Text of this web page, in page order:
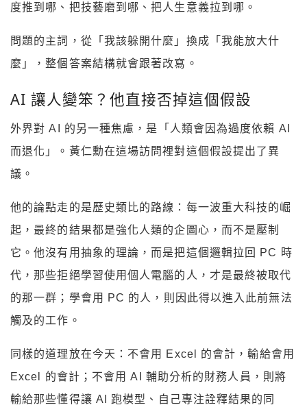
度推到哪、把技藝磨到哪、把人生意義拉到哪。
問題的主詞，從「我該躲開什麼」換成「我能放大什
麼」，整個答案結構就會跟著改寫。
AI 讓人變笨？他直接否掉這個假設
外界對 AI 的另一種焦慮，是「人類會因為過度依賴 AI
而退化」。黃仁勳在這場訪問裡對這個假設提出了異
議。
他的論點走的是歷史類比的路線：每一波重大科技的崛
起，最終的結果都是強化人類的企圖心，而不是壓制
它。他沒有用抽象的理論，而是把這個邏輯拉回 PC 時
代，那些拒絕學習使用個人電腦的人，才是最終被取代
的那一群；學會用 PC 的人，則因此得以進入此前無法
觸及的工作。
同樣的道理放在今天：不會用 Excel 的會計，輸給會用
Excel 的會計；不會用 AI 輔助分析的財務人員，則將
輸給那些懂得讓 AI 跑模型、自己專注詮釋結果的同